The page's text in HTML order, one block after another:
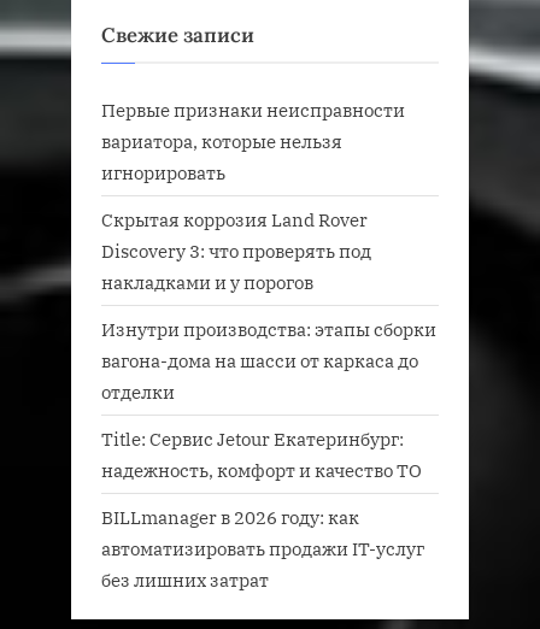
Свежие записи
Первые признаки неисправности
вариатора, которые нельзя
игнорировать
Скрытая коррозия Land Rover
Discovery 3: что проверять под
накладками и у порогов
Изнутри производства: этапы сборки
вагона-дома на шасси от каркаса до
отделки
Title: Сервис Jetour Екатеринбург:
надежность, комфорт и качество ТО
BILLmanager в 2026 году: как
автоматизировать продажи IT-услуг
без лишних затрат